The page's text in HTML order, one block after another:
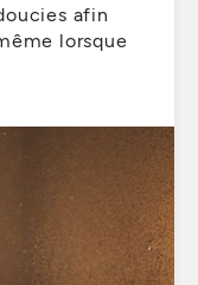
afin
lorsque